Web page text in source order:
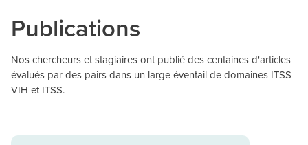
Publications
Nos chercheurs et stagiaires ont publié des centaines d'articles
évalués par des pairs dans un large éventail de domaines ITSS
VIH et ITSS.